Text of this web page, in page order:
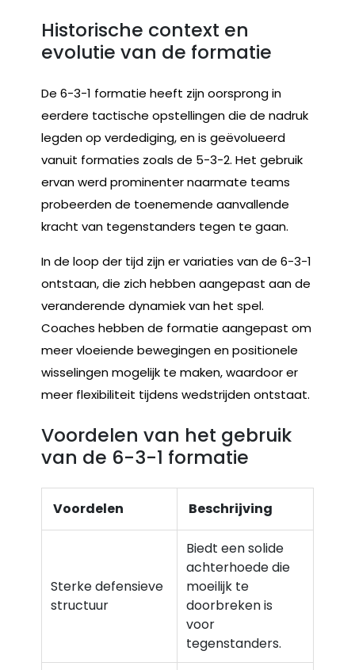
Historische context en
evolutie van de formatie
De 6-3-1 formatie heeft zijn oorsprong in
eerdere tactische opstellingen die de nadruk
legden op verdediging, en is geëvolueerd
vanuit formaties zoals de 5-3-2. Het gebruik
ervan werd prominenter naarmate teams
probeerden de toenemende aanvallende
kracht van tegenstanders tegen te gaan.
In de loop der tijd zijn er variaties van de 6-3-1
ontstaan, die zich hebben aangepast aan de
veranderende dynamiek van het spel.
Coaches hebben de formatie aangepast om
meer vloeiende bewegingen en positionele
wisselingen mogelijk te maken, waardoor er
meer flexibiliteit tijdens wedstrijden ontstaat.
Voordelen van het gebruik
van de 6-3-1 formatie
Voordelen Beschrijving
Sterke defensieve
structuur
Biedt een solide
achterhoede die
moeilijk te
doorbreken is
voor
tegenstanders.